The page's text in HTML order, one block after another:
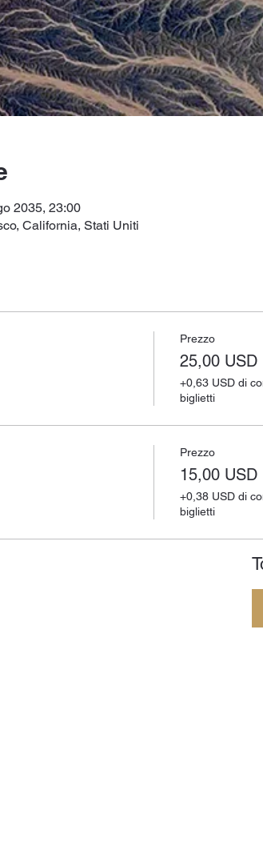
2035, 23:00
California, Stati Uniti
Prezzo
25,00 USD
+0,63 USD di
biglietti
Prezzo
15,00 USD
+0,38 USD di
biglietti